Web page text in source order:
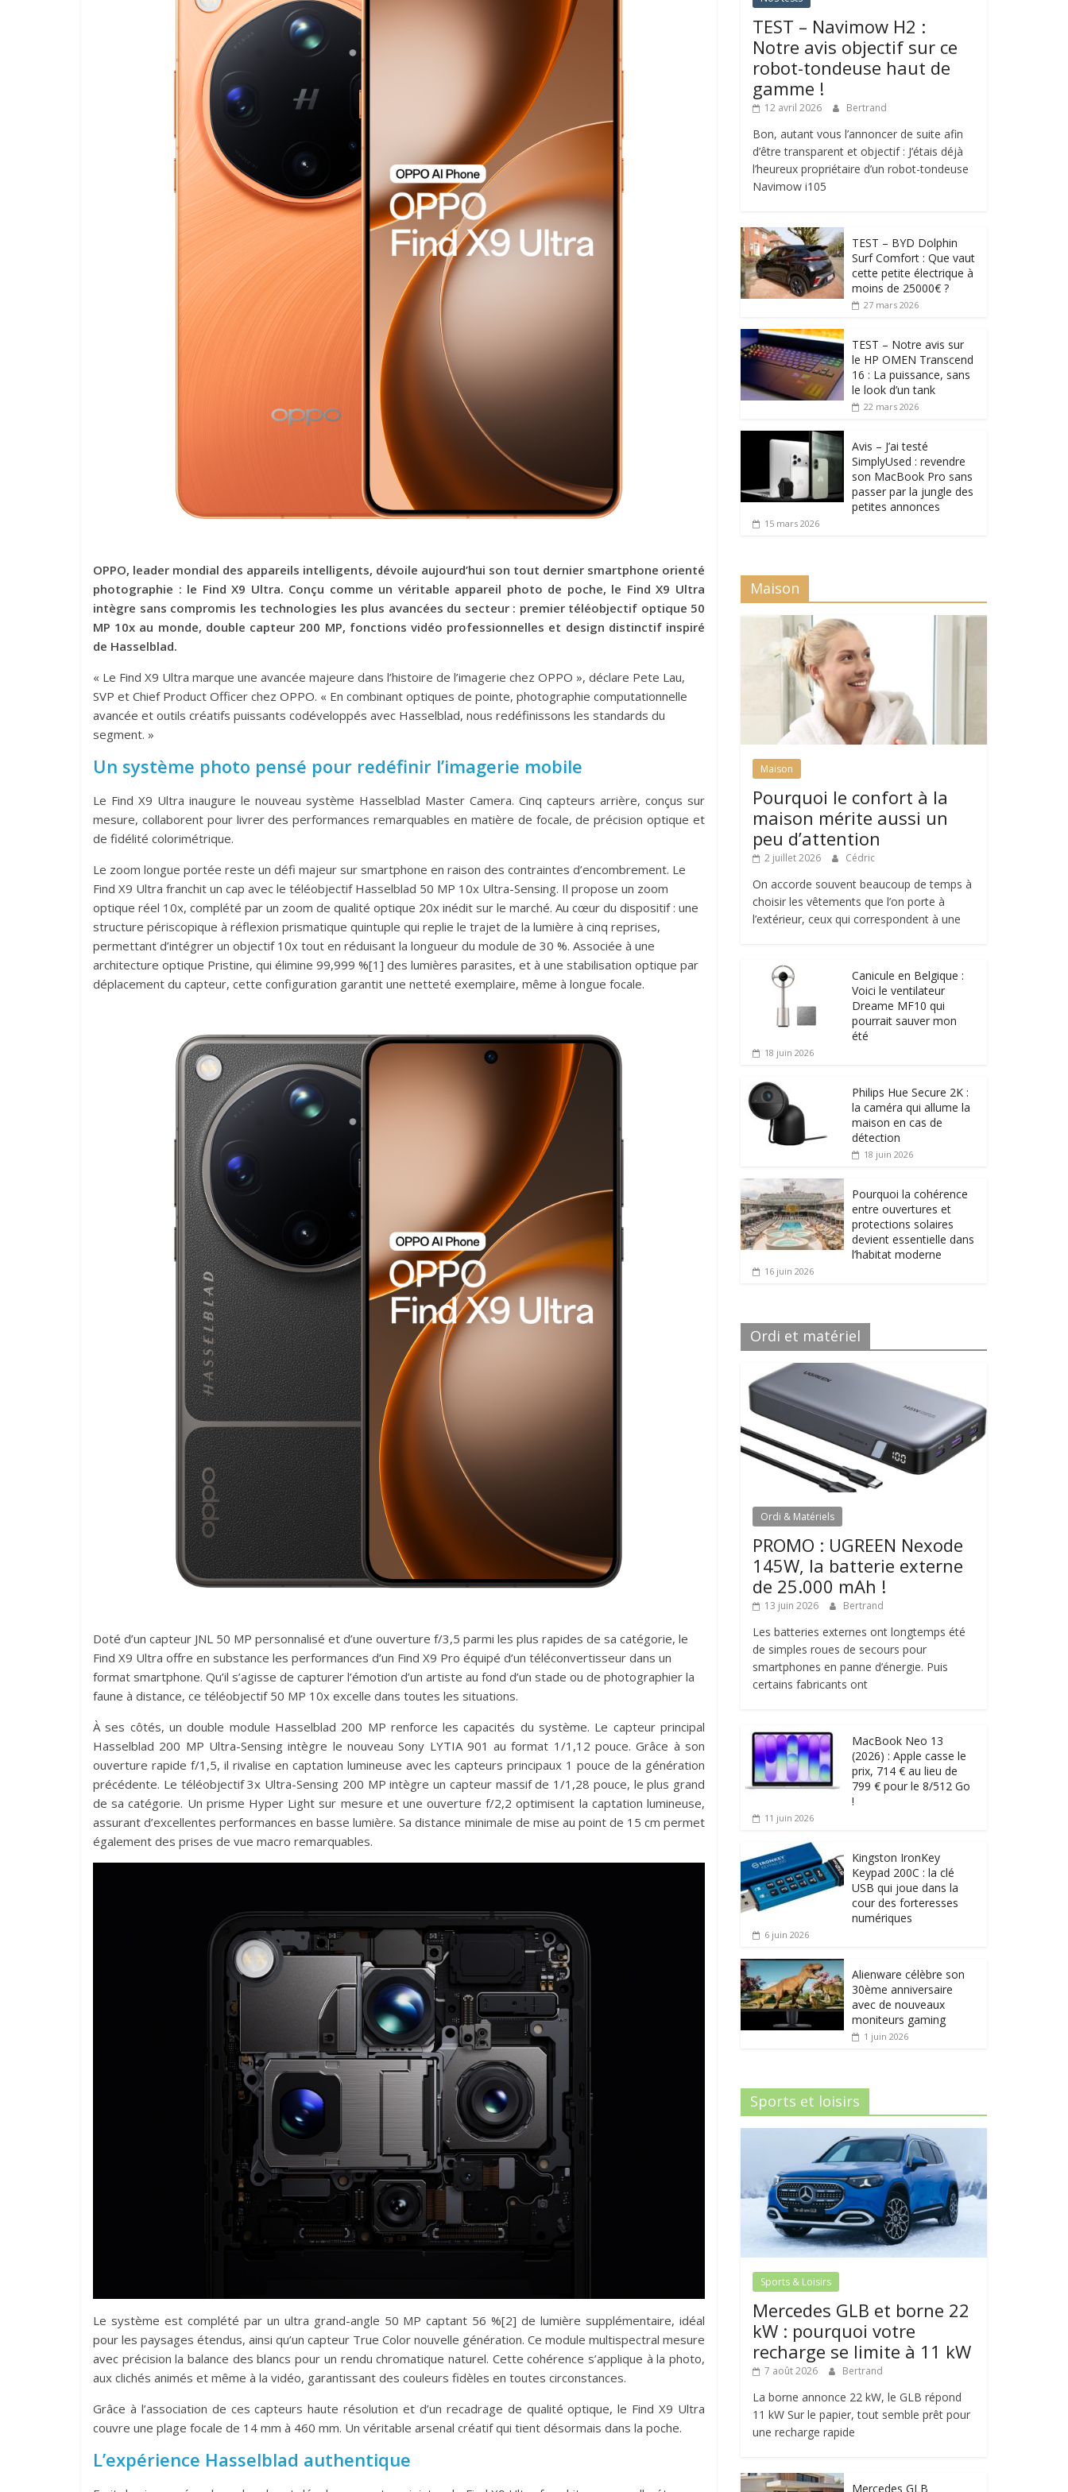
OPPO, leader mondial des appareils intelligents, dévoile aujourd’hui son tout dernier smartphone orienté
photographie : le Find X9 Ultra. Conçu comme un véritable appareil photo de poche, le Find X9 Ultra
intègre sans compromis les technologies les plus avancées du secteur : premier téléobjectif optique 50
MP 10x au monde, double capteur 200 MP, fonctions vidéo professionnelles et design distinctif inspiré
de Hasselblad.
« Le Find X9 Ultra marque une avancée majeure dans l’histoire de l’imagerie chez OPPO », déclare Pete Lau,
SVP et Chief Product Officer chez OPPO. « En combinant optiques de pointe, photographie computationnelle
avancée et outils créatifs puissants codéveloppés avec Hasselblad, nous redéfinissons les standards du
segment. »
Un système photo pensé pour redéfinir l’imagerie mobile
Le Find X9 Ultra inaugure le nouveau système Hasselblad Master Camera. Cinq capteurs arrière, conçus sur
mesure, collaborent pour livrer des performances remarquables en matière de focale, de précision optique et
de fidélité colorimétrique.
Le zoom longue portée reste un défi majeur sur smartphone en raison des contraintes d’encombrement. Le
Find X9 Ultra franchit un cap avec le téléobjectif Hasselblad 50 MP 10x Ultra-Sensing. Il propose un zoom
optique réel 10x, complété par un zoom de qualité optique 20x inédit sur le marché. Au cœur du dispositif : une
structure périscopique à réflexion prismatique quintuple qui replie le trajet de la lumière à cinq reprises,
permettant d’intégrer un objectif 10x tout en réduisant la longueur du module de 30 %. Associée à une
architecture optique Pristine, qui élimine 99,999 %[1] des lumières parasites, et à une stabilisation optique par
déplacement du capteur, cette configuration garantit une netteté exemplaire, même à longue focale.
Doté d’un capteur JNL 50 MP personnalisé et d’une ouverture f/3,5 parmi les plus rapides de sa catégorie, le
Find X9 Ultra offre en substance les performances d’un Find X9 Pro équipé d’un téléconvertisseur dans un
format smartphone. Qu’il s’agisse de capturer l’émotion d’un artiste au fond d’un stade ou de photographier la
faune à distance, ce téléobjectif 50 MP 10x excelle dans toutes les situations.
À ses côtés, un double module Hasselblad 200 MP renforce les capacités du système. Le capteur principal
Hasselblad 200 MP Ultra-Sensing intègre le nouveau Sony LYTIA 901 au format 1/1,12 pouce. Grâce à son
ouverture rapide f/1,5, il rivalise en captation lumineuse avec les capteurs principaux 1 pouce de la génération
précédente. Le téléobjectif 3x Ultra-Sensing 200 MP intègre un capteur massif de 1/1,28 pouce, le plus grand
de sa catégorie. Un prisme Hyper Light sur mesure et une ouverture f/2,2 optimisent la captation lumineuse,
assurant d’excellentes performances en basse lumière. Sa distance minimale de mise au point de 15 cm permet
également des prises de vue macro remarquables.
Le système est complété par un ultra grand-angle 50 MP captant 56 %[2] de lumière supplémentaire, idéal
pour les paysages étendus, ainsi qu’un capteur True Color nouvelle génération. Ce module multispectral mesure
avec précision la balance des blancs pour un rendu chromatique naturel. Cette cohérence s’applique à la photo,
aux clichés animés et même à la vidéo, garantissant des couleurs fidèles en toutes circonstances.
Grâce à l’association de ces capteurs haute résolution et d’un recadrage de qualité optique, le Find X9 Ultra
couvre une plage focale de 14 mm à 460 mm. Un véritable arsenal créatif qui tient désormais dans la poche.
L’expérience Hasselblad authentique
TEST – Navimow H2 :
Notre avis objectif sur ce
robot-tondeuse haut de
gamme !
12 avril 2026 Bertrand
Bon, autant vous l’annoncer de suite afin
d’être transparent et objectif : J’étais déjà
l’heureux propriétaire d’un robot-tondeuse
Navimow i105
TEST – BYD Dolphin
Surf Comfort : Que vaut
cette petite électrique à
moins de 25000€ ?
27 mars 2026
TEST – Notre avis sur
le HP OMEN Transcend
16 : La puissance, sans
le look d’un tank
22 mars 2026
Avis – J’ai testé
SimplyUsed : revendre
son MacBook Pro sans
passer par la jungle des
petites annonces
15 mars 2026
Maison
Maison
Pourquoi le confort à la
maison mérite aussi un
peu d’attention
2 juillet 2026 Cédric
On accorde souvent beaucoup de temps à
choisir les vêtements que l’on porte à
l’extérieur, ceux qui correspondent à une
Canicule en Belgique :
Voici le ventilateur
Dreame MF10 qui
pourrait sauver mon
été
18 juin 2026
Philips Hue Secure 2K :
la caméra qui allume la
maison en cas de
détection
18 juin 2026
Pourquoi la cohérence
entre ouvertures et
protections solaires
devient essentielle dans
l’habitat moderne
16 juin 2026
Ordi et matériel
Ordi & Matériels
PROMO : UGREEN Nexode
145W, la batterie externe
de 25.000 mAh !
13 juin 2026 Bertrand
Les batteries externes ont longtemps été
de simples roues de secours pour
smartphones en panne d’énergie. Puis
certains fabricants ont
MacBook Neo 13
(2026) : Apple casse le
prix, 714 € au lieu de
799 € pour le 8/512 Go
!
11 juin 2026
Kingston IronKey
Keypad 200C : la clé
USB qui joue dans la
cour des forteresses
numériques
6 juin 2026
Alienware célèbre son
30ème anniversaire
avec de nouveaux
moniteurs gaming
1 juin 2026
Sports et loisirs
Sports & Loisirs
Mercedes GLB et borne 22
kW : pourquoi votre
recharge se limite à 11 kW
7 août 2026 Bertrand
La borne annonce 22 kW, le GLB répond
11 kW Sur le papier, tout semble prêt pour
une recharge rapide
Mercedes GLB